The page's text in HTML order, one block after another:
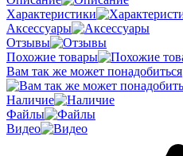
Характеристики
Аксессуары
Отзывы
Похожие товары
Вам так же может понадобиться
Наличие
Файлы
Видео